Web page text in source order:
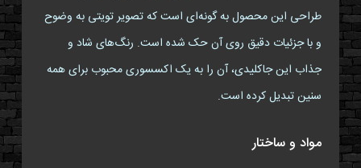
طراحی این محصول به گونه‌ای است که تصویر تویتی به وضوح
و با جزئیات دقیق روی آن حک شده است. رنگ‌های شاد و
جذاب این جاکلیدی، آن را به یک اکسسوری محبوب برای همه
سنین تبدیل کرده است.
مواد و ساختار